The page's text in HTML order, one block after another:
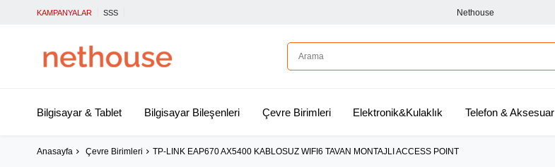
KAMPANYALAR SSS Nethouse
Bilgisayar & Tablet Bilgisayar Bileşenleri Çevre Birimleri Elektronik&Kulaklık Telefon & Aksesuar
Anasayfa Çevre Birimleri TP-LINK EAP670 AX5400 KABLOSUZ WIFI6 TAVAN MONTAJLI ACCESS POINT